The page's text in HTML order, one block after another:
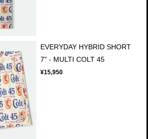
EVERYDAY HYBRID SHORT
7" - MULTI COLT 45
¥15,950